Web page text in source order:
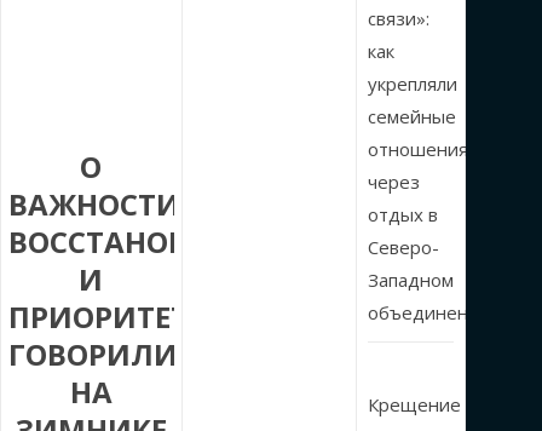
О
ВАЖНОСТИ
ВОССТАНОВЛЕНИЯ
И
ПРИОРИТЕТАХ
ГОВОРИЛИ
НА
связи»:
как
укрепляли
семейные
отношения
через
отдых в
Северо-
Западном
объединении
Крещение